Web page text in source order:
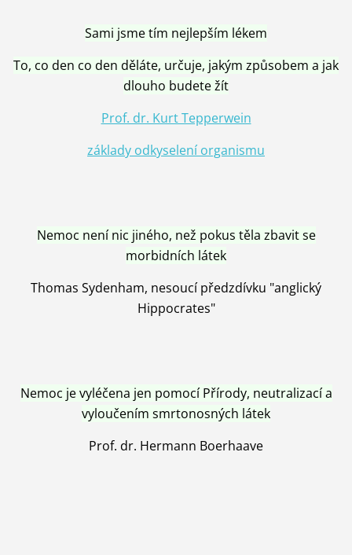
Sami jsme tím nejlepším lékem
To, co den co den děláte, určuje, jakým způsobem a jak
dlouho budete žít
Prof. dr. Kurt Tepperwein
základy odkyselení organismu
Nemoc není nic jiného, než pokus těla zbavit se
morbidních látek
Thomas Sydenham, nesoucí předzdívku "anglický
Hippocrates"
Nemoc je vyléčena jen pomocí Přírody, neutralizací a
vyloučením smrtonosných látek
Prof. dr. Hermann Boerhaave